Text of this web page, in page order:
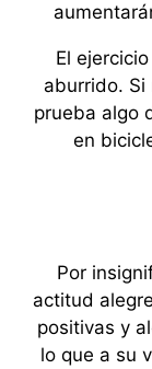
El
aburrido. Si
prueba algo
en
Por
actitud
positivas y
lo que a su